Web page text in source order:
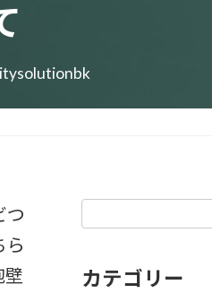
つ
ら
壁
カテゴリー